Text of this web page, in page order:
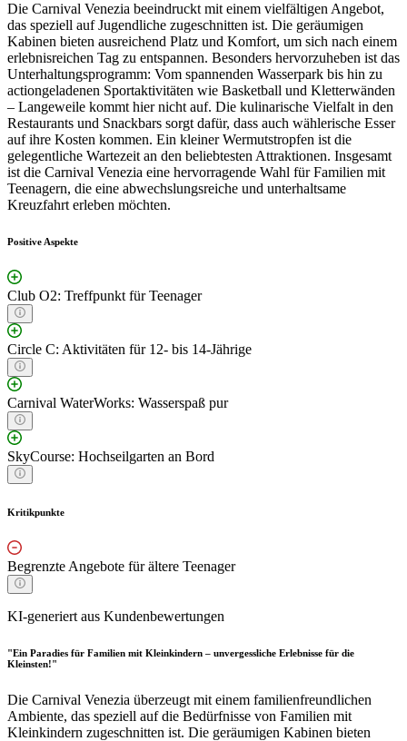
Die Carnival Venezia beeindruckt mit einem vielfältigen Angebot,
das speziell auf Jugendliche zugeschnitten ist. Die geräumigen
Kabinen bieten ausreichend Platz und Komfort, um sich nach einem
erlebnisreichen Tag zu entspannen. Besonders hervorzuheben ist das
Unterhaltungsprogramm: Vom spannenden Wasserpark bis hin zu
actiongeladenen Sportaktivitäten wie Basketball und Kletterwänden
– Langeweile kommt hier nicht auf. Die kulinarische Vielfalt in den
Restaurants und Snackbars sorgt dafür, dass auch wählerische Esser
auf ihre Kosten kommen. Ein kleiner Wermutstropfen ist die
gelegentliche Wartezeit an den beliebtesten Attraktionen. Insgesamt
ist die Carnival Venezia eine hervorragende Wahl für Familien mit
Teenagern, die eine abwechslungsreiche und unterhaltsame
Kreuzfahrt erleben möchten.
Positive Aspekte
Club O2: Treffpunkt für Teenager
Circle C: Aktivitäten für 12- bis 14-Jährige
Carnival WaterWorks: Wasserspaß pur
SkyCourse: Hochseilgarten an Bord
Kritikpunkte
Begrenzte Angebote für ältere Teenager
KI-generiert aus Kundenbewertungen
"Ein Paradies für Familien mit Kleinkindern – unvergessliche Erlebnisse für die
Kleinsten!"
Die Carnival Venezia überzeugt mit einem familienfreundlichen
Ambiente, das speziell auf die Bedürfnisse von Familien mit
Kleinkindern zugeschnitten ist. Die geräumigen Kabinen bieten